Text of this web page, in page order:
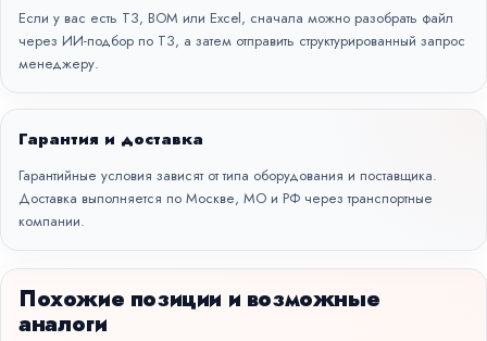
Если у вас есть ТЗ, BOM или Excel, сначала можно разобрать файл
через ИИ-подбор по ТЗ, а затем отправить структурированный запрос
менеджеру.
Гарантия и доставка
Гарантийные условия зависят от типа оборудования и поставщика.
Доставка выполняется по Москве, МО и РФ через транспортные
компании.
Похожие позиции и возможные
аналоги